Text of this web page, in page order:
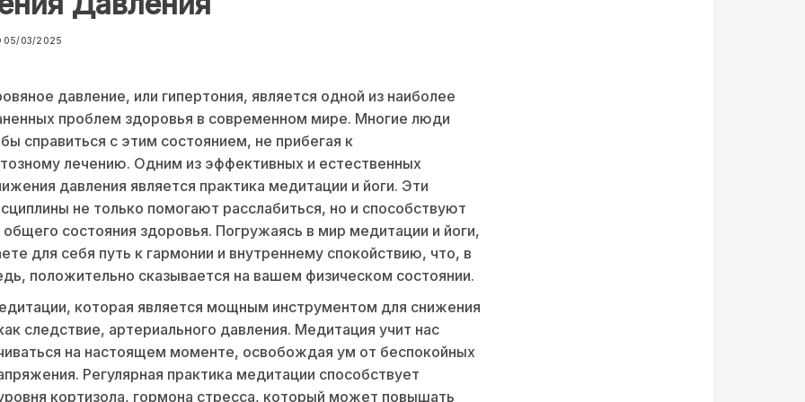
05/03/2025
давление, или гипертония, является одной из наиболее
проблем здоровья в современном мире. Многие люди
справиться с этим состоянием, не прибегая к
лечению. Одним из эффективных и естественных
давления является практика медитации и йоги. Эти
не только помогают расслабиться, но и способствуют
состояния здоровья. Погружаясь в мир медитации и йоги,
для себя путь к гармонии и внутреннему спокойствию, что, в
положительно сказывается на вашем физическом состоянии.
которая является мощным инструментом для снижения
следствие, артериального давления. Медитация учит нас
на настоящем моменте, освобождая ум от беспокойных
Регулярная практика медитации способствует
кортизола, гормона стресса, который может повышать